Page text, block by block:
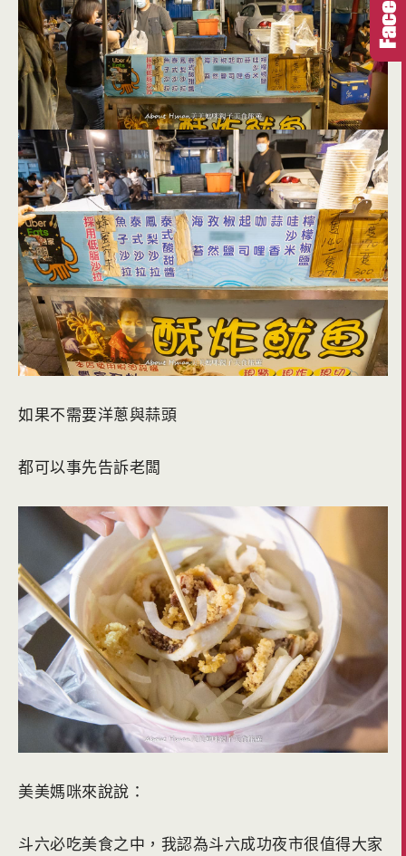
如果不需要洋蔥與蒜頭
都可以事先告訴老闆
美美媽咪來說說：
斗六必吃美食之中，我認為斗六成功夜市很值得大家